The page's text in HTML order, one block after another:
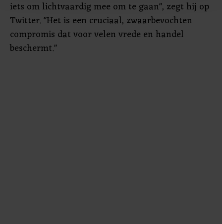
bezoek makkelijker en persoonlijker. Op
onze cookiepagina kun je ons cookiebeleid bekijken en je
gemaakte keuze altijd wijzigen of intrekken.
iets om lichtvaardig mee om te gaan", zegt hij op
Twitter. "Het is een cruciaal, zwaarbevochten
compromis dat voor velen vrede en handel
beschermt."